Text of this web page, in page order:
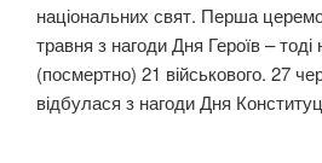
національних свят. Перша
травня з нагоди Дня Героїв – тоді
(посмертно) 21 військового. 27
відбулася з нагоди Дня